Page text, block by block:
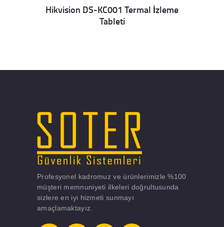
Hikvision DS-KC001 Termal İzleme
Tableti
Profesyonel kadromuz ve ürünlerimizle %100
müşteri memnuniyeti ilkeleri doğrultusunda
sizlere en iyi hizmeti sunmayı
amaçlamaktayız.